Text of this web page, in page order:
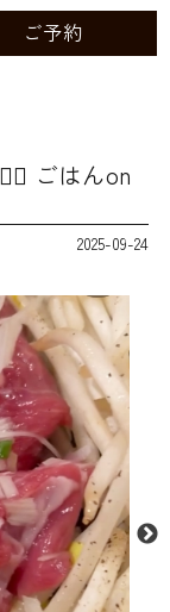
ご予約
ごはんon
2025-09-24